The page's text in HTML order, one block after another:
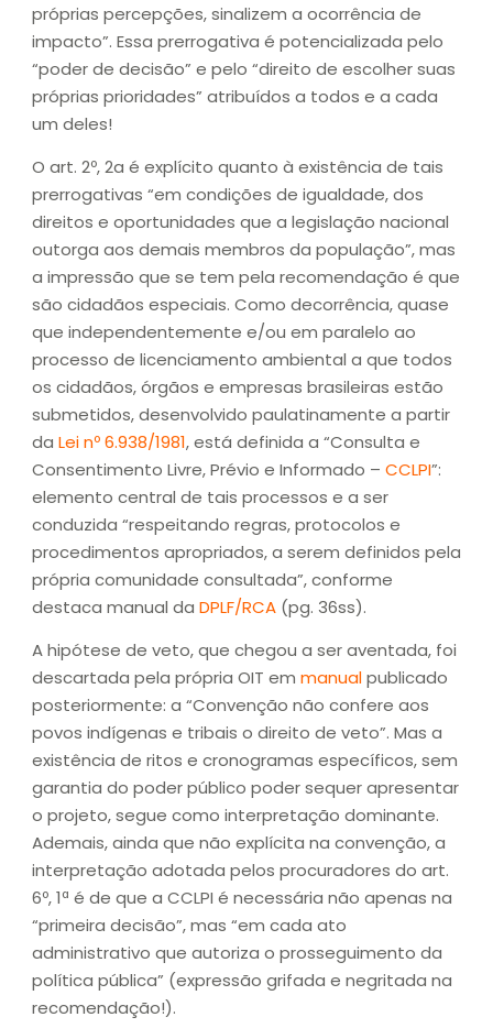
próprias percepções, sinalizem a ocorrência de
impacto”. Essa prerrogativa é potencializada pelo
“poder de decisão” e pelo “direito de escolher suas
próprias prioridades” atribuídos a todos e a cada
um deles!
O art. 2º, 2a é explícito quanto à existência de tais
prerrogativas “em condições de igualdade, dos
direitos e oportunidades que a legislação nacional
outorga aos demais membros da população”, mas
a impressão que se tem pela recomendação é que
são cidadãos especiais. Como decorrência, quase
que independentemente e/ou em paralelo ao
processo de licenciamento ambiental a que todos
os cidadãos, órgãos e empresas brasileiras estão
submetidos, desenvolvido paulatinamente a partir
da Lei nº 6.938/1981, está definida a “Consulta e
Consentimento Livre, Prévio e Informado – CCLPI”:
elemento central de tais processos e a ser
conduzida “respeitando regras, protocolos e
procedimentos apropriados, a serem definidos pela
própria comunidade consultada”, conforme
destaca manual da DPLF/RCA (pg. 36ss).
A hipótese de veto, que chegou a ser aventada, foi
descartada pela própria OIT em manualpublicado
posteriormente: a “Convenção não confere aos
povos indígenas e tribais o direito de veto”. Mas a
existência de ritos e cronogramas específicos, sem
garantia do poder público poder sequer apresentar
o projeto, segue como interpretação dominante.
Ademais, ainda que não explícita na convenção, a
interpretação adotada pelos procuradores do art.
6º, 1ª é de que a CCLPI é necessária não apenas na
“primeira decisão”, mas “em cada ato
administrativo que autoriza o prosseguimento da
política pública” (expressão grifada e negritada na
recomendação!).